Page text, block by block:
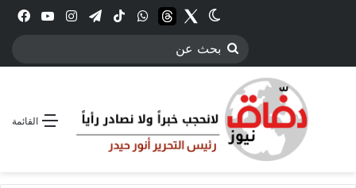
انستقرامتيلقرام‫TikTokواتسابthreadsTwitter
الوضع المظلم
بحث
القائمة